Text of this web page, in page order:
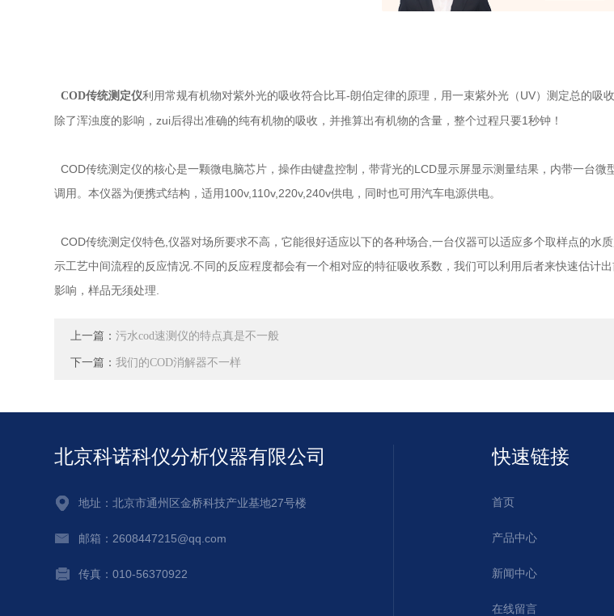
COD传统测定仪利用常规有机物对紫外光的吸收符合比耳-朗伯定律的原理，用一束紫外光（UV）测定总的
除了浑浊度的影响，zui后得出准确的纯有机物的吸收，并推算出有机物的含量，整个过程只要1秒钟！
COD传统测定仪的核心是一颗微电脑芯片，操作由键盘控制，带背光的LCD显示屏显示测量结果，内带一台
调用。本仪器为便携式结构，适用100v,110v,220v,240v供电，同时也可用汽车电源供电。
COD传统测定仪特色,仪器对场所要求不高，它能很好适应以下的各种场合,一台仪器可以适应多个取样点的
示工艺中间流程的反应情况.不同的反应程度都会有一个相对应的特征吸收系数，我们可以利用后者来快速估计
影响，样品无须处理.
上一篇：污水cod速测仪的特点真是不一般
下一篇：我们的COD消解器不一样
北京科诺科仪分析仪器有限公司
地址：北京市通州区金桥科技产业基地27号楼
邮箱：2608447215@qq.com
传真：010-56370922
快速链接
首页
产品中心
新闻中心
在线留言